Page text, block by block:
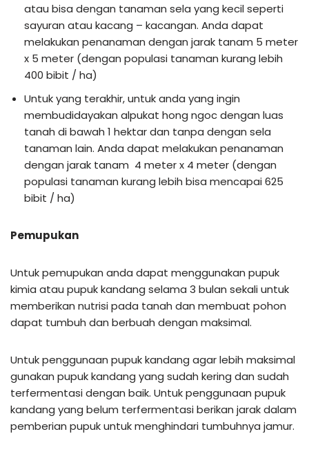
atau bisa dengan tanaman sela yang kecil seperti
sayuran atau kacang – kacangan. Anda dapat
melakukan penanaman dengan jarak tanam 5 meter
x 5 meter (dengan populasi tanaman kurang lebih
400 bibit / ha)
Untuk yang terakhir, untuk anda yang ingin
membudidayakan alpukat hong ngoc dengan luas
tanah di bawah 1 hektar dan tanpa dengan sela
tanaman lain. Anda dapat melakukan penanaman
dengan jarak tanam 4 meter x 4 meter (dengan
populasi tanaman kurang lebih bisa mencapai 625
bibit / ha)
Pemupukan
Untuk pemupukan anda dapat menggunakan pupuk
kimia atau pupuk kandang selama 3 bulan sekali untuk
memberikan nutrisi pada tanah dan membuat pohon
dapat tumbuh dan berbuah dengan maksimal.
Untuk penggunaan pupuk kandang agar lebih maksimal
gunakan pupuk kandang yang sudah kering dan sudah
terfermentasi dengan baik. Untuk penggunaan pupuk
kandang yang belum terfermentasi berikan jarak dalam
pemberian pupuk untuk menghindari tumbuhnya jamur.